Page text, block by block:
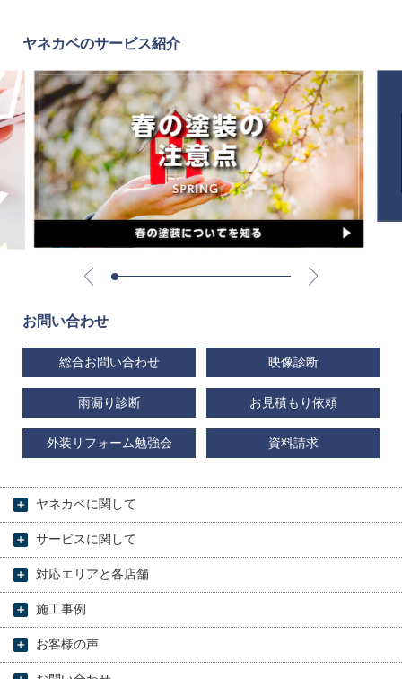
ヤネカベのサービス紹介
お問い合わせ
総合お問い合わせ 映像診断
雨漏り診断 お見積もり依頼
外装リフォーム勉強会 資料請求
ヤネカベに関して
サービスに関して
対応エリアと各店舗
施工事例
お客様の声